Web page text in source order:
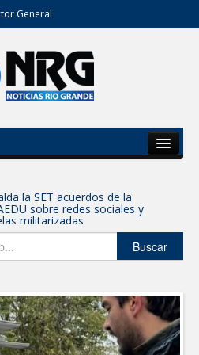
General
Estado
Opinión
la SET acuerdos de la
sobre redes sociales y
militarizadas
TRABAJOS DE
EL RITMO DE LAS OBRAS
Protección Civil de Reynosa
ante lluvias
Buscar